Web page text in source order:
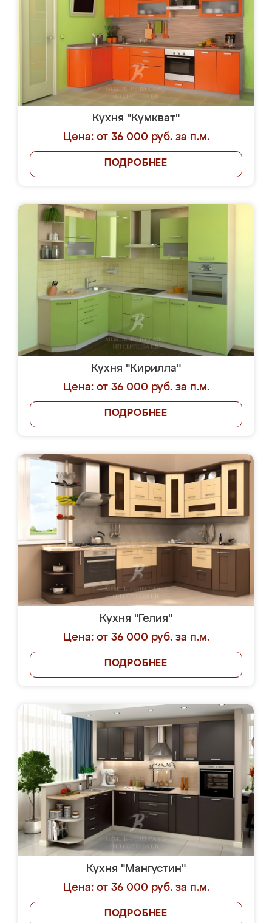
Кухня "Кумкват"
Цена: от 36 000 руб. за п.м.
ПОДРОБНЕЕ
Кухня "Кирилла"
Цена: от 36 000 руб. за п.м.
ПОДРОБНЕЕ
Кухня "Гелия"
Цена: от 36 000 руб. за п.м.
ПОДРОБНЕЕ
Кухня "Мангустин"
Цена: от 36 000 руб. за п.м.
ПОДРОБНЕЕ